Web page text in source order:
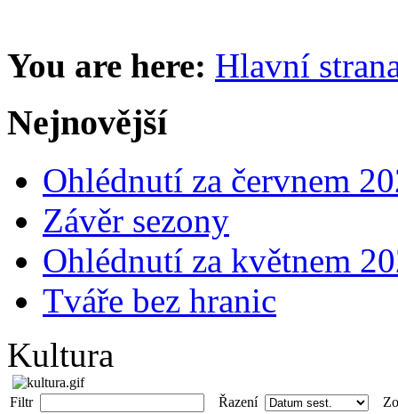
You are here: Hlavní
Nejnovější
Ohlédnutí za červnem
Závěr sezony
Ohlédnutí za květnem
Tváře bez hranic
Kultura
Filtr Řazení